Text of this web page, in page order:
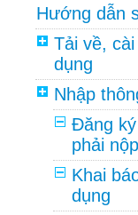
Hướng dẫn
Tải về,
dụng
Nhập
Đăng
phải nộp
Khai
dụng